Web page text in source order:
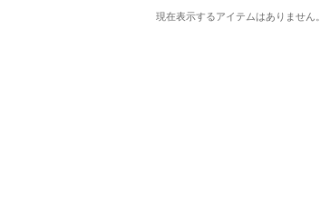
現在表示するアイテムはありません。